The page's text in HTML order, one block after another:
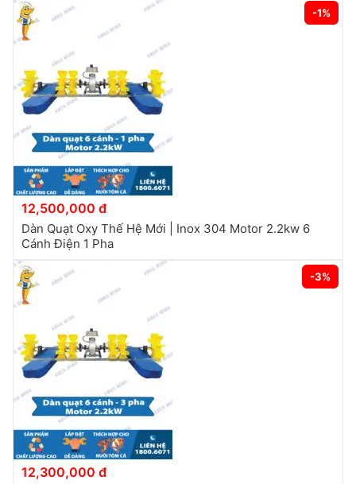
-1%
12,500,000 đ
Dàn Quạt Oxy Thế Hệ Mới | Inox 304 Motor 2.2kw 6
Cánh Điện 1 Pha
-3%
12,300,000 đ